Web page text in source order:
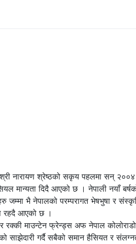
श्रेष्ठको सकृय पहलमा सन् २००४
मान्यता दिदै आएको छ । नेपाली नयाँ
जम्मा भै नेपालको परम्परागत भेषभुषा र
रहदै आएको छ ।
फ्रेन्ड्स अफ नेपाल
साझेदारी गर्दै सबैको समान हैसियत र